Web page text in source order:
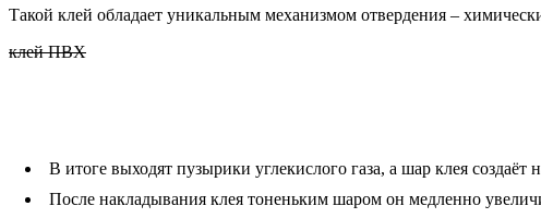
Такой клей обладает уникальным механизмом отвердения –
клей ПВХ
В итоге выходят пузырики углекислого газа, а шар клея
После накладывания клея тоненьким шаром он медленно